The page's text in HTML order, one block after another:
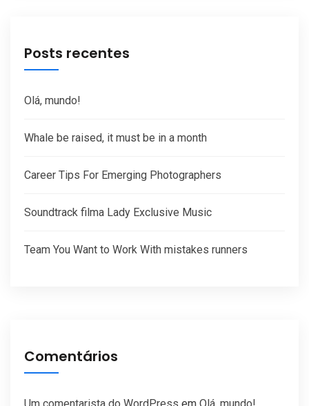
Posts recentes
Olá, mundo!
Whale be raised, it must be in a month
Career Tips For Emerging Photographers
Soundtrack filma Lady Exclusive Music
Team You Want to Work With mistakes runners
Comentários